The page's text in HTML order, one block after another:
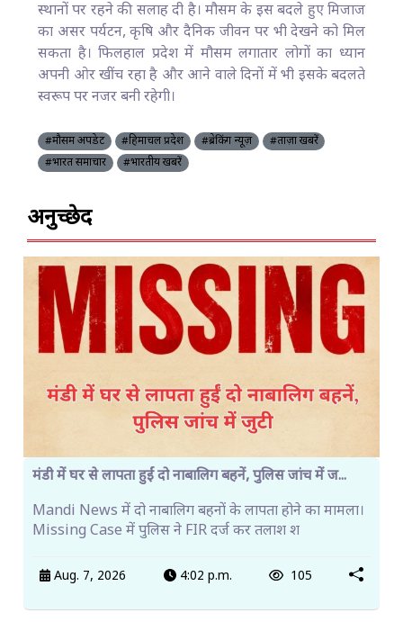
स्थानों पर रहने की सलाह दी है। मौसम के इस बदले हुए मिजाज
का असर पर्यटन, कृषि और दैनिक जीवन पर भी देखने को मिल
सकता है। फिलहाल प्रदेश में मौसम लगातार लोगों का ध्यान
अपनी ओर खींच रहा है और आने वाले दिनों में भी इसके बदलते
स्वरूप पर नजर बनी रहेगी।
#मौसम अपडेट #हिमाचल प्रदेश #ब्रेकिंग न्यूज़
#ताज़ा खबरें
#भारत समाचार
#भारतीय खबरें
अनुच्छेद
मंडी में घर से लापता हुईं दो नाबालिग बहनें, पुलिस जांच में ज...
Mandi News में दो नाबालिग बहनों के लापता होने का मामला।
Missing Case में पुलिस ने FIR दर्ज कर तलाश श
Aug. 7, 2026 4:02 p.m. 105